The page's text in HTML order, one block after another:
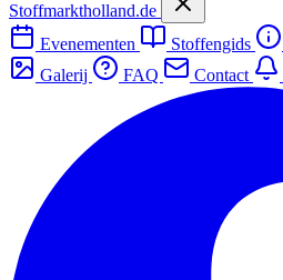
Stoffmarktholland.de
Evenementen
Stoffengids
Galerij
FAQ Contact